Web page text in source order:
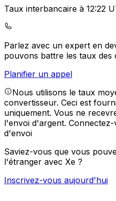
Taux interbancaire à 12:22
Parlez avec un expert en
pouvons battre les taux des
Planifier un appel
Nous utilisons le taux
convertisseur. Ceci est
uniquement. Vous ne
l'envoi d'argent.
d'envoi
Saviez-vous que vous
l'étranger avec Xe ?
Inscrivez-vous aujourd'hui